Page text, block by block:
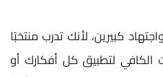
كبيرين، لأنك تدرب منتخبًا
الكافي لتطبيق كل أفكارك أو